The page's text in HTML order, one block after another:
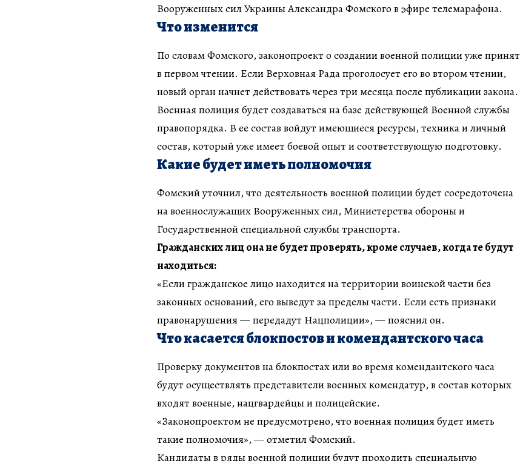
Вооруженных сил Украины Александра Фомского в эфире телемарафона.
Что изменится
По словам Фомского, законопроект о создании военной полиции уже принят
в первом чтении. Если Верховная Рада проголосует его во втором чтении,
новый орган начнет действовать через три месяца после публикации закона.
Военная полиция будет создаваться на базе действующей Военной службы
правопорядка. В ее состав войдут имеющиеся ресурсы, техника и личный
состав, который уже имеет боевой опыт и соответствующую подготовку.
Какие будет иметь полномочия
Фомский уточнил, что деятельность военной полиции будет сосредоточена
на военнослужащих Вооруженных сил, Министерства обороны и
Государственной специальной службы транспорта.
Гражданских лиц она не будет проверять, кроме случаев, когда те будут
находиться:
«Если гражданское лицо находится на территории воинской части без
законных оснований, его выведут за пределы части. Если есть признаки
правонарушения — передадут Нацполиции», — пояснил он.
Что касается блокпостов и комендантского часа
Проверку документов на блокпостах или во время комендантского часа
будут осуществлять представители военных комендатур, в состав которых
входят военные, нацгвардейцы и полицейские.
«Законопроектом не предусмотрено, что военная полиция будет иметь
такие полномочия», — отметил Фомский.
Кандидаты в ряды военной полиции будут проходить специальную